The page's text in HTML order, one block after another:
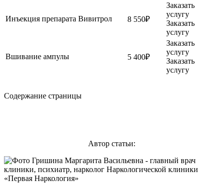
Инъекция препарата Вивитрол 8 550₽
Заказать
услугу
Заказать
услугу
Вшивание ампулы 5 400₽
Заказать
услугу
Заказать
услугу
Содержание страницы
Автор статьи: